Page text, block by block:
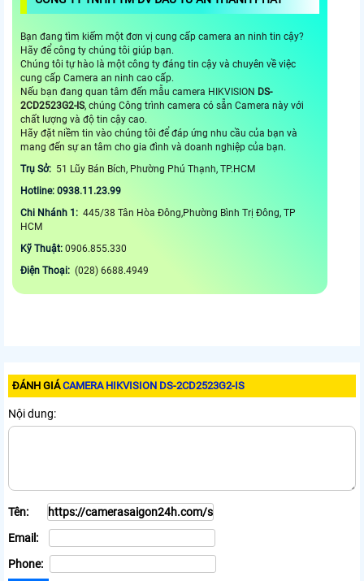
Bạn đang tìm kiếm một đơn vị cung cấp camera an ninh tin cậy?
Hãy để công ty chúng tôi giúp bạn.
Chúng tôi tự hào là một công ty đáng tin cậy và chuyên về việc
cung cấp Camera an ninh cao cấp.
Nếu bạn đang quan tâm đến mẫu camera HIKVISION DS-
2CD2523G2-IS, chúng Công trình camera có sẵn Camera này với
chất lượng và độ tin cậy cao.
Hãy đặt niềm tin vào chúng tôi để đáp ứng nhu cầu của bạn và
mang đến sự an tâm cho gia đình và doanh nghiệp của bạn.
Trụ Sở: 51 Lũy Bán Bích, Phường Phú Thạnh, TP.HCM
Hotline: 0938.11.23.99
Chi Nhánh 1: 445/38 Tân Hòa Đông,Phường Bình Trị Đông, TP
HCM
Kỹ Thuật: 0906.855.330
Điện Thoại: (028) 6688.4949
ĐÁNH GIÁCAMERA HIKVISION DS-2CD2523G2-IS
Nội dung:
Tên:
Email:
Phone: